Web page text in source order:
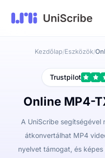
Kezdőlap/Eszközök/
Trustpilot
Online MP4-
A UniScribe segítségével
átkonvertálhat MP4
nyelvet támogat, és